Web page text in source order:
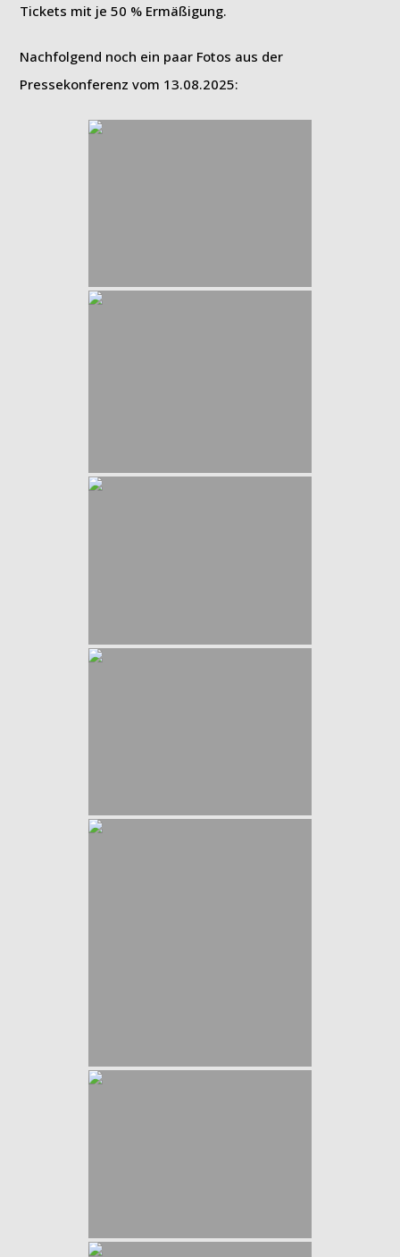
Tickets mit je 50 % Ermäßigung.
Nachfolgend noch ein paar Fotos aus der
Pressekonferenz vom 13.08.2025: